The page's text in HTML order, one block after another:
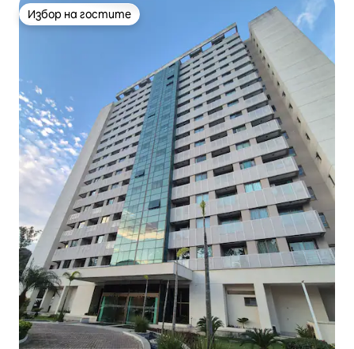
Избор на гостите
Избор на гостите